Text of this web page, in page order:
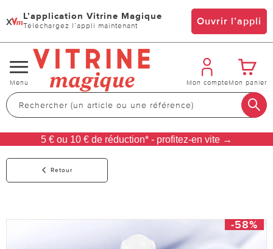
x L’application Vitrine Magique
Téléchargez l’appli maintenant Ouvrir l’appli
Changer
de
navigation
Menu Mon compteMon panier
5 € ou 10 € de réduction* - profitez-en vite →
Retour
-58%